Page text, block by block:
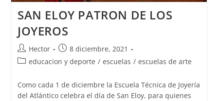
SAN ELOY PATRON DE LOS
JOYEROS
Autor
de
Hector
Publicación
de
8 diciembre, 2021
Categoría
la
entrada:
educacion y deporte / escuelas / escuelas de arte
Como cada 1 de diciembre la Escuela Técnica de Joyería
del Atlántico celebra el día de San Eloy, para quienes